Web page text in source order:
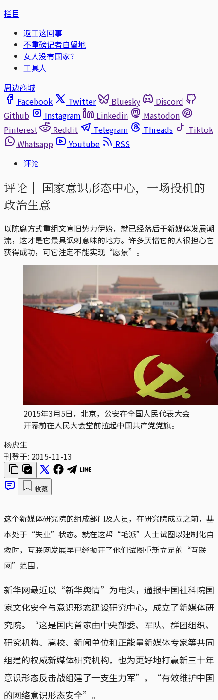
栏目
返工这回事
不重磅记者自留地
女人没有国家？
工具人
周边商城
Facebook
Twitter Bluesky
Discord
Github
Instagram Linkedin
Mastodon
Pinterest
Reddit Telegram Threads
Tiktok
Whatsapp
Youtube
RSS
评论
评论｜ 国家意识形态中心，一场投机的
政治生意
以陈腐方式重组文宣旧势力伊始，就已经落后于新媒体发展潮
流，这才是它最具讽刺意味的地方。许多厌憎它的人很担心它
获得成功，可它注定不能实现“愿景”。
2015年3月5日，北京，公安在全国人民代表大会
开幕前在人民大会堂前拉起中国共产党党旗。
杨虎生
刊登于: 2015-11-13
收藏
这个新媒体研究院的组成部门及人员，在研究院成立之前，基
本处于“失业”状态。就在这帮“毛派”人士试图以建制化自
救时，互联网发展早已经抛开了他们试图重新立足的“互联
网”范围。
新华网最近以“新华舆情”为电头，通报中国社科院国
家文化安全与意识形态建设研究中心，成立了新媒体研
究院。“这是国内首家由中央部委、军队、群团组织、
研究机构、高校、新闻单位和正能量新媒体专家等共同
组建的权威新媒体研究机构，也为更好地打赢新三十年
意识形态反击战组建了一支生力军”，“有效维护中国
的网络意识形态安全”。